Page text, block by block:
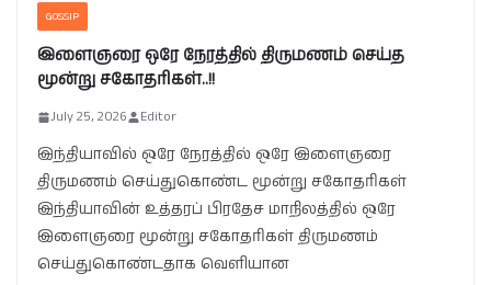
GOSSIP
இளைஞரை ஒரே நேரத்தில் திருமணம் செய்த
மூன்று சகோதரிகள்..!!
July 25, 2026 Editor
இந்தியாவில் ஒரே நேரத்தில் ஒரே இளைஞரை
திருமணம் செய்துகொண்ட மூன்று சகோதரிகள்
இந்தியாவின் உத்தரப் பிரதேச மாநிலத்தில் ஒரே
இளைஞரை மூன்று சகோதரிகள் திருமணம்
செய்துகொண்டதாக வெளியான